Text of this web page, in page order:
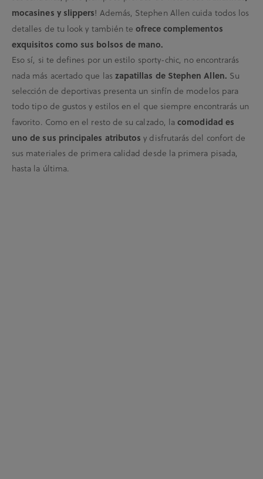
mocasines y slippers! Además, Stephen Allen cuida todos los
detalles de tu look y también teofrece complementos
exquisitos como sus bolsos de mano.
Eso sí, si te defines por un estilo sporty-chic, no encontrarás
nada más acertado que las zapatillas de Stephen Allen. Su
selección de deportivas presenta un sinfín de modelos para
todo tipo de gustos y estilos en el que siempre encontrarás un
favorito. Como en el resto de su calzado, lacomodidad es
uno de sus principales atributos y disfrutarás del confort de
sus materiales de primera calidad desde la primera pisada,
hasta la última.